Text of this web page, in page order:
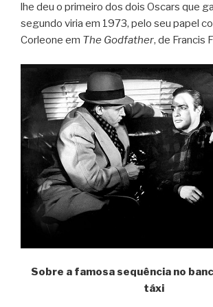
lhe deu o primeiro dos dois Oscars que
segundo viria em 1973, pelo seu papel
Corleone em The Godfather, de Francis
Sobre a famosa sequência no
táxi